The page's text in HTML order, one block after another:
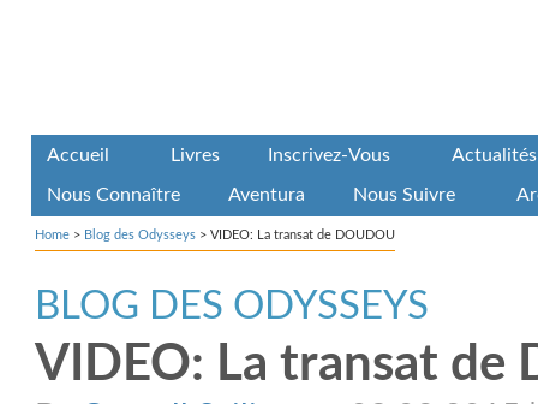
Accueil Livres Inscrivez-Vous Actualités
Nous Connaître Aventura Nous Suivre
Home > Blog des Odysseys > VIDEO: La transat de DOUDOU
BLOG DES ODYSSEYS
VIDEO: La transat de